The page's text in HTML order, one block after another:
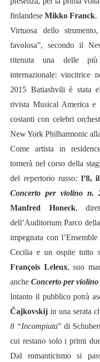
finlandese Mikko Franck.
Virtuosa dello
favolosa”, secondo il
ritenuta una delle
internazionale: vincitrice
2015 Batiashviliè stata
rivista Musical America e
costanti con celebri
New York Philharmonic
Come artista in
tornerà nel corso della
del repertorio russo: l’8,
Concerto per violino n.
Manfred Honeck,
dell’Auditorium Parco
impegnata con
Cecilia e un ospite tutto
François Leleux, suo
anche Concerto per
Intanto il pubblico potrà
Čajkovskijin una serata
8 “Incompiuta” di
cui restano solo i primi
Dal romanticismo si